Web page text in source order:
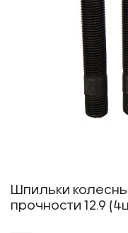
Шпильки
прочности 12.9